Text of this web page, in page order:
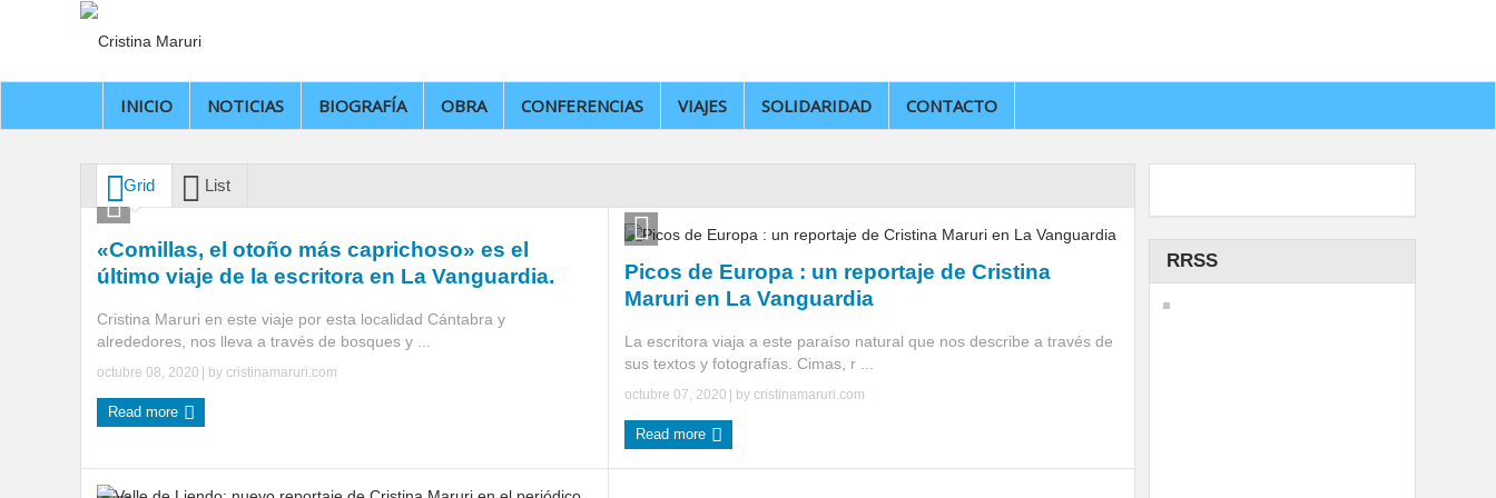
INICIO NOTICIAS BIOGRAFÍA OBRA CONFERENCIAS VIAJES SOLIDARIDAD CONTACTO
Grid List
«Comillas, el otoño más caprichoso» es el
último viaje de la escritora en La Vanguardia.
Cristina Maruri en este viaje por esta localidad Cántabra y
alrededores, nos lleva a través de bosques y ...
octubre 08, 2020 | by cristinamaruri.com
Read more
Picos de Europa : un reportaje de Cristina
Maruri en La Vanguardia
La escritora viaja a este paraíso natural que nos describe a través de
sus textos y fotografías. Cimas, r ...
octubre 07, 2020 | by cristinamaruri.com
Read more
RRSS